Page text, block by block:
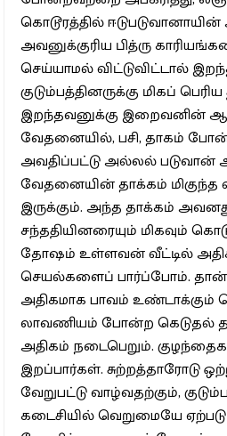
கொடூரத்தில்
அவனுக்குரிய பித்ரு
செய்யாமல் விட்டுவிட்டால்
குடும்பத்தினருக்கு மிகப்
இறந்தவனுக்கு இறைவனின்
வேதனையில், பசி, தாகம்
அவதிப்பட்டு அல்லல் படுவான்
வேதனையின் தாக்கம் மிகுந்த
இருக்கும். அந்த தாக்கம் அவனது
சந்ததியினரையும் மிகவும்
தோஷம் உள்ளவன் வீட்டில்
செயல்களைப் பார்ப்போம். தான்
அதிகமாக பாவம் உண்டாக்கும்
லாவணியம் போன்ற கெடுதல்
அதிகம் நடைபெறும்.
இறப்பார்கள். சுற்றத்தாரோடு
வேறுபட்டு வாழ்வதற்கும்,
கடைசியில் வெறுமையே